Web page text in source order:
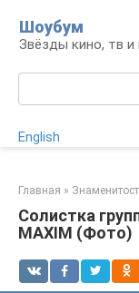
контенту
Шоубум
Звёзды кино, тв и
English
Главная »
Солистка
MAXIM (Фото)